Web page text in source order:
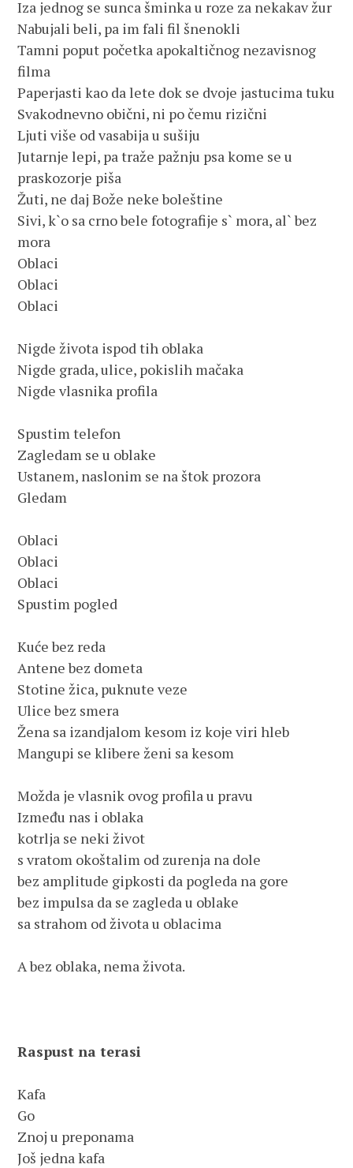
Iza jednog se sunca šminka u roze za nekakav žur
Nabujali beli, pa im fali fil šnenokli
Tamni poput početka apokaltičnog nezavisnog
filma
Paperjasti kao da lete dok se dvoje jastucima tuku
Svakodnevno obični, ni po čemu rizični
Ljuti više od vasabija u sušiju
Jutarnje lepi, pa traže pažnju psa kome se u
praskozorje piša
Žuti, ne daj Bože neke boleštine
Sivi, k`o sa crno bele fotografije s` mora, al` bez
mora
Oblaci
Oblaci
Oblaci
Nigde života ispod tih oblaka
Nigde grada, ulice, pokislih mačaka
Nigde vlasnika profila
Spustim telefon
Zagledam se u oblake
Ustanem, naslonim se na štok prozora
Gledam
Oblaci
Oblaci
Oblaci
Spustim pogled
Kuće bez reda
Antene bez dometa
Stotine žica, puknute veze
Ulice bez smera
Žena sa izandjalom kesom iz koje viri hleb
Mangupi se klibere ženi sa kesom
Možda je vlasnik ovog profila u pravu
Između nas i oblaka
kotrlja se neki život
s vratom okoštalim od zurenja na dole
bez amplitude gipkosti da pogleda na gore
bez impulsa da se zagleda u oblake
sa strahom od života u oblacima
A bez oblaka, nema života.
Raspust na terasi
Kafa
Go
Znoj u preponama
Još jedna kafa